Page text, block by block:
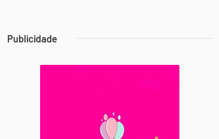
Publicidade